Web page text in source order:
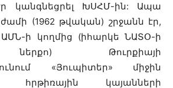
կանգնեցրել ԽՍՀՄ-ին: Ապա
(1962 թվական) շրջանն էր,
ի կողմից (իհարկե ՆԱՏՕ-ի
Թուրքիայի
«Յուպիտեր» միջին
հրթիռային կայանների